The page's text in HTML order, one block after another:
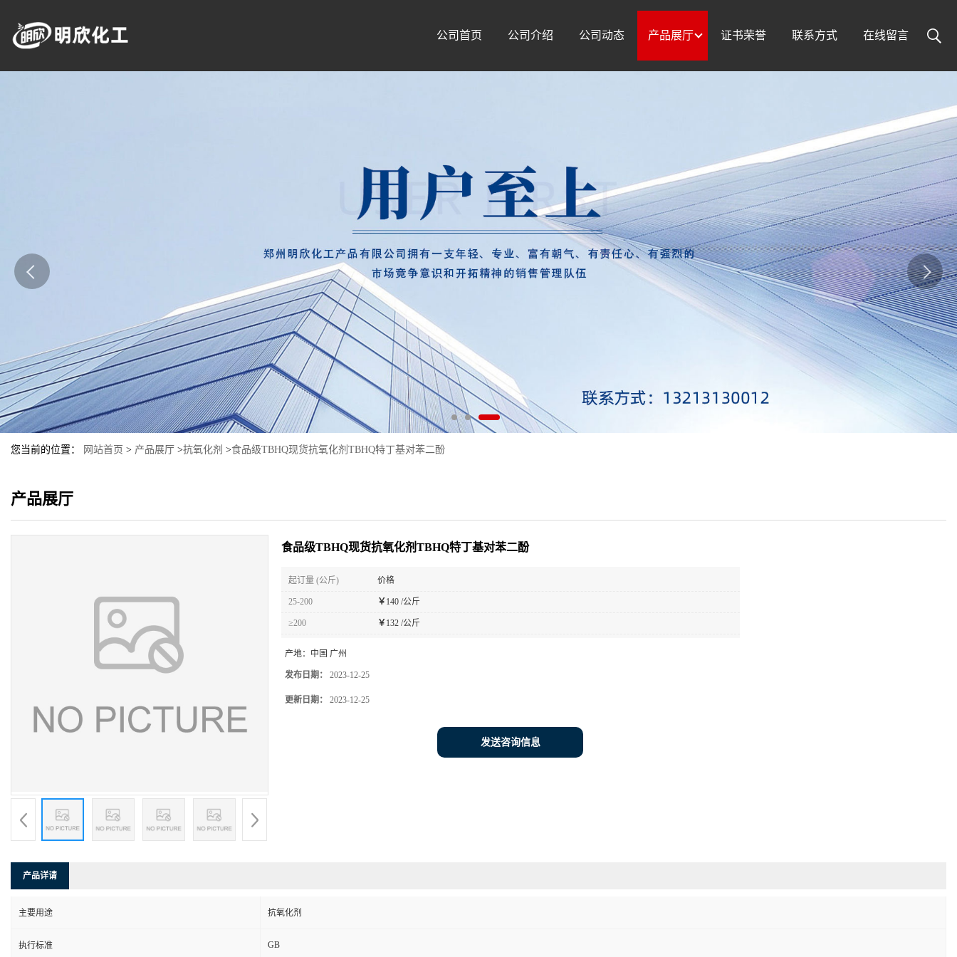
公司首页 公司介绍 公司动态 产品展厅 证书荣誉 联系方式 在线留言
您当前的位置： 网站首页 > 产品展厅 >抗氧化剂 >食品级TBHQ现货抗氧化剂TBHQ特丁基对苯二酚
产品展厅
食品级TBHQ现货抗氧化剂TBHQ特丁基对苯二酚
起订量 (公斤) 价格
25-200 ￥140 /公斤
≥200 ￥132 /公斤
产地： 中国 广州
发布日期： 2023-12-25
更新日期： 2023-12-25
发送咨询信息
产品详请
主要用途 抗氧化剂
执行标准 GB